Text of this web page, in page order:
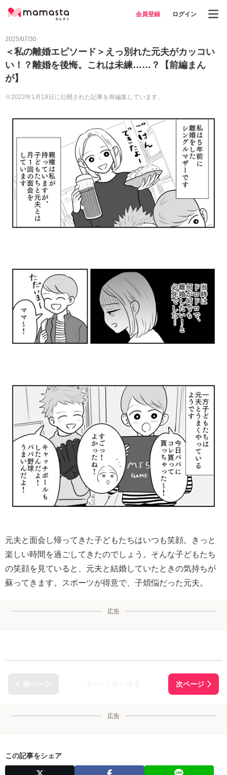
会員登録 ログイン
2025/07/30
＜私の離婚エピソード＞えっ別れた元夫がカッコい
い！？離婚を後悔。これは未練……？【前編まん
が】
※2022年1月19日に公開された記事を再編集しています。
元夫と面会し帰ってきた子どもたちはいつも笑顔。きっと
楽しい時間を過ごしてきたのでしょう。そんな子どもたち
の笑顔を見ていると、元夫と結婚していたときの気持ちが
蘇ってきます。スポーツが得意で、子煩悩だった元夫。
広告
広告
この記事をシェア